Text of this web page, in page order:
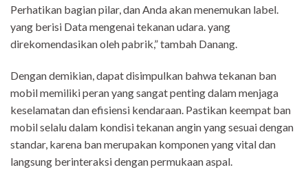
Perhatikan bagian pilar, dan Anda akan menemukan label.
yang berisi Data mengenai tekanan udara. yang
direkomendasikan oleh pabrik,” tambah Danang.
Dengan demikian, dapat disimpulkan bahwa tekanan ban
mobil memiliki peran yang sangat penting dalam menjaga
keselamatan dan efisiensi kendaraan. Pastikan keempat ban
mobil selalu dalam kondisi tekanan angin yang sesuai dengan
standar, karena ban merupakan komponen yang vital dan
langsung berinteraksi dengan permukaan aspal.